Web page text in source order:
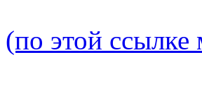
(по этой ссылке